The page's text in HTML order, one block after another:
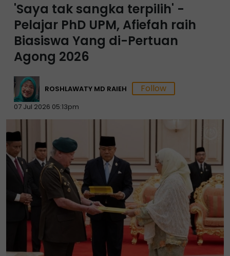
'Saya tak sangka terpilih' -
Pelajar PhD UPM, Afiefah raih
Biasiswa Yang di-Pertuan
Agong 2026
ROSHLAWATY MD RAIEH
07 Jul 2026 05:13pm